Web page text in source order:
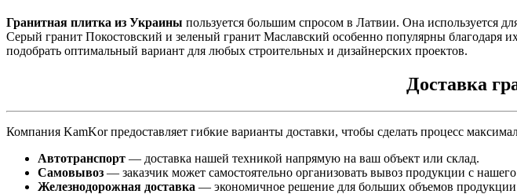
Гранитная плитка из Украины пользуется большим спросом в Латвии. Она используется
Серый гранит Покостовский и зеленый гранит Маславский особенно популярны благодаря
подобрать оптимальный вариант для любых строительных и дизайнерских проектов.
Доставка
Компания KamKor предоставляет гибкие варианты доставки, чтобы сделать процесс
Автотранспорт — доставка нашей техникой напрямую на ваш объект или склад.
Самовывоз — заказчик может самостоятельно организовать вывоз продукции с нашего
Железнодорожная доставка — экономичное решение для больших объемов